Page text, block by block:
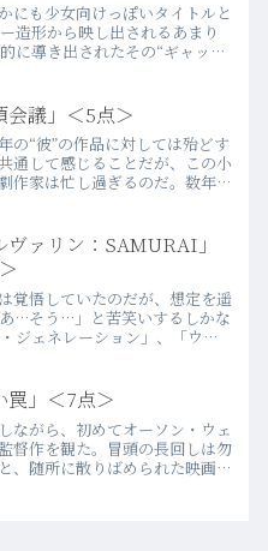
にも少女向けっぽいタイトルと
造形から映し出されるあまり
に導き出されたその“ギャッ
会議」＜5点＞
の“彼”の作品に対しては殆どす
通して感じることだが、この小
作家は忙し過ぎるのだ。数年前
も“会議もの”。「12人の優しい
」をはじめ、“…more
ヴァリン：SAMURAI」
覚悟していたのだが、想定を遥
…そう…」と苦笑いするしかな
ジェネレーション」、「ウル
罠」＜7点＞
ながら、初めてオーソン・ウェ
督作を観た。冒頭の長回しは勿
、随所に散りばめられた映画手